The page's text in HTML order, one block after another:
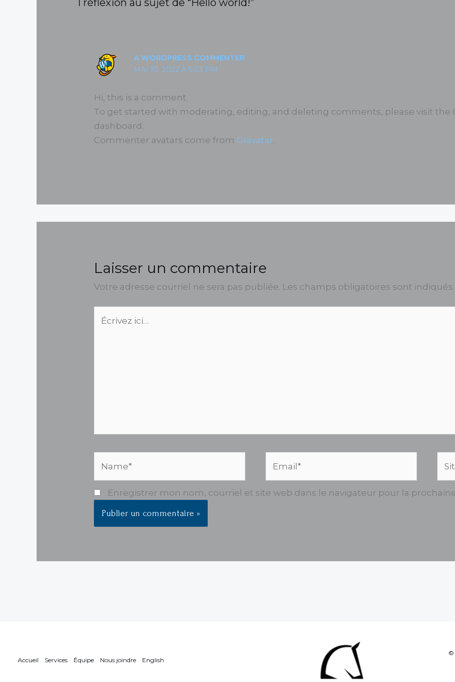
A WORDPRESS COMMENTER
MAI 10, 2022 À 6:03 PM
Hi, this is a comment.
To get started with moderating, editing, and deleting comments, please visit the
dashboard.
Commenter avatars come from Gravatar.
Laisser un commentaire
Votre adresse courriel ne sera pas publiée. Les champs obligatoires sont indiqués
Enregistrer mon nom, courriel et site web dans le navigateur pour la
Accueil Services Équipe Nous joindre English
©